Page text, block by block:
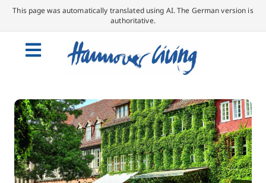
This page was automatically translated using AI. The German version is
authoritative.